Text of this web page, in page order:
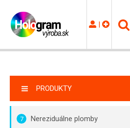
|
PRODUKTY
7 Nereziduálne plomby